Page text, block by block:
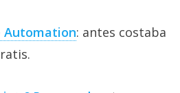
Automation: antes costaba